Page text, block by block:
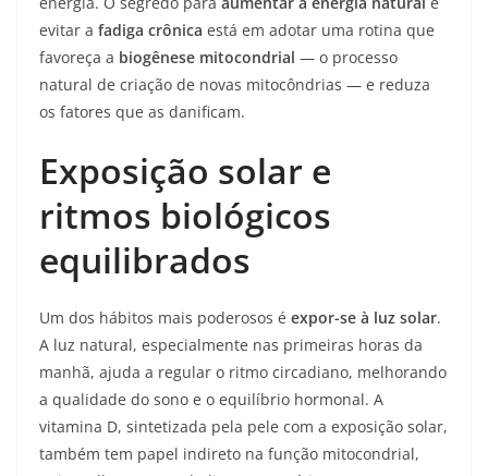
evitar a fadiga crônica está em adotar uma rotina que
favoreça a biogênese mitocondrial — o processo
natural de criação de novas mitocôndrias — e reduza
os fatores que as danificam.
Exposição solar e
ritmos biológicos
equilibrados
Um dos hábitos mais poderosos é expor-se à luz solar.
A luz natural, especialmente nas primeiras horas da
manhã, ajuda a regular o ritmo circadiano, melhorando
a qualidade do sono e o equilíbrio hormonal. A
vitamina D, sintetizada pela pele com a exposição solar,
também tem papel indireto na função mitocondrial,